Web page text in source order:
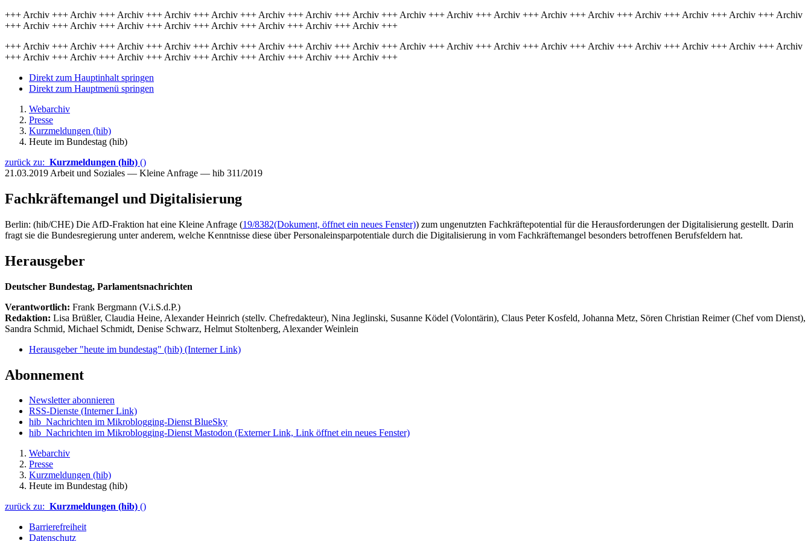
+++ Archiv +++ Archiv +++ Archiv +++ Archiv +++ Archiv +++ Archiv +++ Archiv +++ Archiv +++ Archiv +++ Archiv +++ Archiv +++ Archiv +++ Archiv +++ Archiv +++ Archiv +++ Archiv +++ Archiv
+++ Archiv +++ Archiv +++ Archiv +++ Archiv +++ Archiv +++ Archiv +++ Archiv +++ Archiv +++
+++ Archiv +++ Archiv +++ Archiv +++ Archiv +++ Archiv +++ Archiv +++ Archiv +++ Archiv +++ Archiv +++ Archiv +++ Archiv +++ Archiv +++ Archiv +++ Archiv +++ Archiv +++ Archiv +++ Archiv
+++ Archiv +++ Archiv +++ Archiv +++ Archiv +++ Archiv +++ Archiv +++ Archiv +++ Archiv +++
Direkt zum Hauptinhalt springen
Direkt zum Hauptmenü springen
Webarchiv
Presse
Kurzmeldungen (hib)
Heute im Bundestag (hib)
zurück zu: Kurzmeldungen (hib) ()
21.03.2019 Arbeit und Soziales — Kleine Anfrage — hib 311/2019
Fachkräftemangel und Digitalisierung
Berlin: (hib/CHE) Die AfD-Fraktion hat eine Kleine Anfrage (19/8382(Dokument, öffnet ein neues Fenster)) zum ungenutzten Fachkräftepotential für die Herausforderungen der Digitalisierung gestellt. Darin
fragt sie die Bundesregierung unter anderem, welche Kenntnisse diese über Personaleinsparpotentiale durch die Digitalisierung in vom Fachkräftemangel besonders betroffenen Berufsfeldern hat.
Herausgeber
Deutscher Bundestag, Parlamentsnachrichten
Verantwortlich: Frank Bergmann (V.i.S.d.P.)
Redaktion: Lisa Brüßler, Claudia Heine, Alexander Heinrich (stellv. Chefredakteur), Nina Jeglinski, Susanne Ködel (Volontärin), Claus Peter Kosfeld, Johanna Metz, Sören Christian Reimer (Chef vom Dienst),
Sandra Schmid, Michael Schmidt, Denise Schwarz, Helmut Stoltenberg, Alexander Weinlein
Herausgeber "heute im bundestag" (hib) (Interner Link)
Abonnement
Newsletter abonnieren
RSS-Dienste (Interner Link)
hib_Nachrichten im Mikroblogging-Dienst BlueSky
hib_Nachrichten im Mikroblogging-Dienst Mastodon (Externer Link, Link öffnet ein neues Fenster)
Webarchiv
Presse
Kurzmeldungen (hib)
Heute im Bundestag (hib)
zurück zu: Kurzmeldungen (hib) ()
Barrierefreiheit
Datenschutz